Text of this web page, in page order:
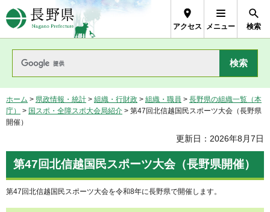
長野県Nagano Prefecture
アクセス メニュー 検索
ホーム > 県政情報・統計 > 組織・行財政 > 組織・職員 > 長野県の組織一覧（本
庁）
> 国スポ・全障スポ大会局紹介 > 第47回北信越国民スポーツ大会（長野県
開催）
更新日：2026年8月7日
第47回北信越国民スポーツ大会（長野県開催）
第47回北信越国民スポーツ大会を令和8年に長野県で開催します。